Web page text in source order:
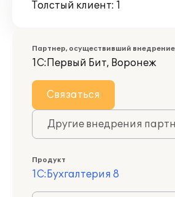
Толстый клиент: 1
Партнер, осуществивший
1С:Первый Бит, Воронеж
Связаться
Другие внедрения
Продукт
1С:Бухгалтерия 8